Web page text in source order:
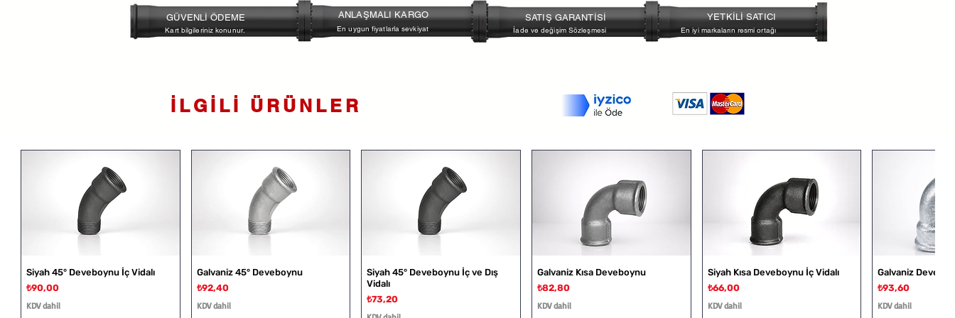
Maks. Basınç / Sıcaklık:7 bar / 160°C
Conta Malzemesi:Klingrit
Yatay yan montaj için uygundur
Paslanmaz şamandıra yapısı sayesinde dayanımlıdır
GÜVENLİ ÖDEME
Kart bilgileriniz konunur.
ANLAŞMALI KARGO
En uygun fiyatlarla sevkiyat
SATIŞ GARANTİSİ
İade ve değişim Sözleşmesi
YETKİLİ SATICI
En iyi markaların resmi ortağı
İLGİLİ ÜRÜNLER
Siyah 45° Deveboynu İç Vidalı
Fiyat
₺90,00
KDV dahil
Galvaniz 45° Deveboynu
Fiyat
₺92,40
KDV dahil
Siyah 45° Deveboynu İç ve Dış
Vidalı
Fiyat
₺73,20
Galvaniz Kısa Deveboynu
Fiyat
₺82,80
KDV dahil
Siyah Kısa Deveboynu İç Vidalı
Fiyat
₺66,00
KDV dahil
Galvaniz
Fiyat
₺93,60
KDV dahil